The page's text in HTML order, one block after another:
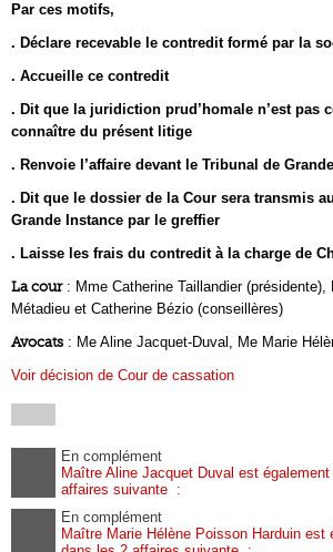
Par ces motifs,
. Déclare recevable le contredit formé par la
. Accueille ce contredit
. Dit que la juridiction prud’homale n’est pas
connaître du présent litige
. Renvoie l’affaire devant le Tribunal de
. Dit que le dossier de la Cour sera transmis
Grande Instance par le greffier
. Laisse les frais du contredit à la charge de
La cour: Mme Catherine Taillandier (présidente),
Métadieu et Catherine Bézio (conseillères)
Avocats : Me Aline Jacquet-Duval, Me Marie
Voir décision de Cour de cassation
En complément
Maître Aline Jacquet Duval est
affaires suivante :
En complément
Maître Marie Hélène Poisson Harduin est